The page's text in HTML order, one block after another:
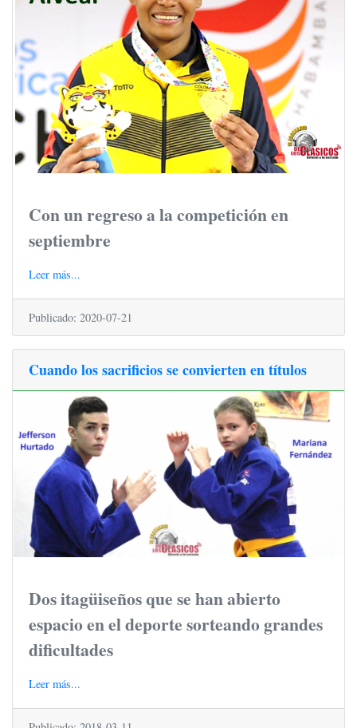
Con un regreso a la competición en
septiembre
Leer más...
Publicado: 2020-07-21
Cuando los sacrificios se convierten en títulos
Dos itagüiseños que se han abierto
espacio en el deporte sorteando grandes
dificultades
Leer más...